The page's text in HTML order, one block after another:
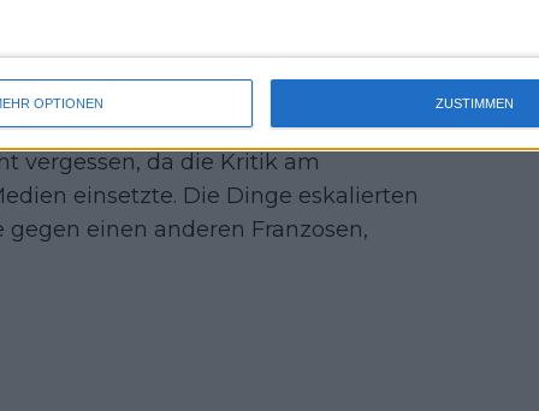
OPTIONEN ZUSTIMMEN
in drei Sätzen besiegen und in die
erwähnte seine Kommentare in
nicht.
vergessen, da die Kritik am
einsetzte. Die Dinge eskalierten
einen anderen Franzosen,